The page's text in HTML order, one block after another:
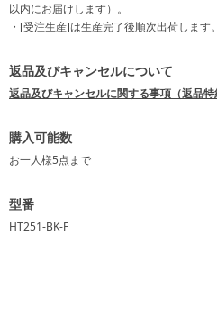
以内にお届けします）。
・[受注生産]は生産完了後順次出荷します。
返品及びキャンセルについて
返品及びキャンセルに関する事項（返品特
購入可能数
お一人様5点まで
型番
HT251-BK-F